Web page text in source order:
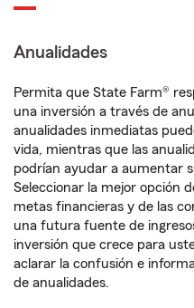
Anualidades
Permita que State Farm®
una inversión a través de
anualidades inmediatas
vida, mientras que las
podrían ayudar a aumentar
Seleccionar la mejor opción
metas financieras y de las
una futura fuente de
inversión que crece para
aclarar la confusión e
de anualidades.